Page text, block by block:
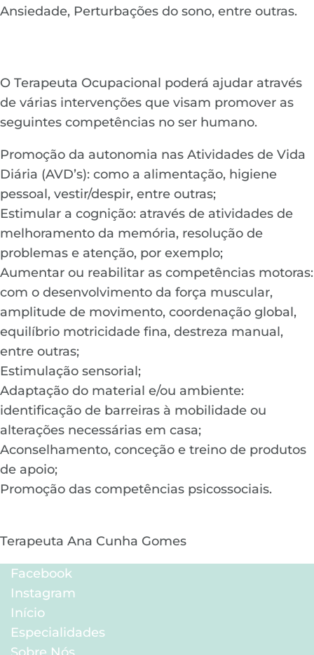
Ansiedade, Perturbações do sono, entre outras.
O Terapeuta Ocupacional poderá ajudar através
de várias intervenções que visam promover as
seguintes competências no ser humano.
Promoção da autonomia nas Atividades de Vida
Diária (AVD’s): como a alimentação, higiene
pessoal, vestir/despir, entre outras;
Estimular a cognição: através de atividades de
melhoramento da memória, resolução de
problemas e atenção, por exemplo;
Aumentar ou reabilitar as competências motoras:
com o desenvolvimento da força muscular,
amplitude de movimento, coordenação global,
equilíbrio motricidade fina, destreza manual,
entre outras;
Estimulação sensorial;
Adaptação do material e/ou ambiente:
identificação de barreiras à mobilidade ou
alterações necessárias em casa;
Aconselhamento, conceção e treino de produtos
de apoio;
Promoção das competências psicossociais.
Terapeuta Ana Cunha Gomes
Facebook
Instagram
Início
Especialidades